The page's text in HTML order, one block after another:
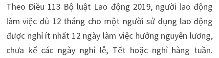
Theo Điều 113 Bộ luật Lao động 2019, người lao động
làm việc đủ 12 tháng cho một người sử dụng lao động
được nghỉ ít nhất 12 ngày làm việc hưởng nguyên lương,
chưa kể các ngày nghỉ lễ, Tết hoặc nghỉ hàng tuần.